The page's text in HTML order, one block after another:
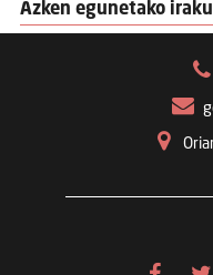
Azken egunetako